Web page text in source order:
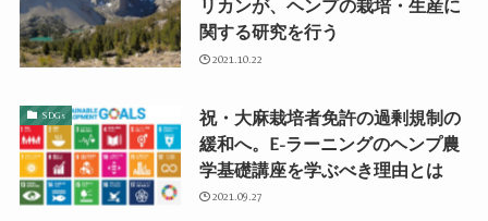
リカンが、ヘンプの栽培・生産に
関する研究を行う
2021.10.22
SDGs
祝・大麻栽培者免許の過剰規制の
緩和へ。E-ラーニングのヘンプ農
学基礎講座を学ぶべき理由とは
2021.09.27